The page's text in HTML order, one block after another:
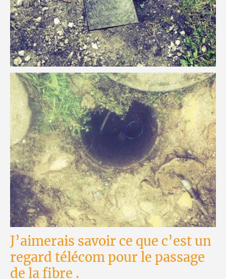
J’aimerais savoir ce que c’est un
regard télécom pour le passage
de la fibre .